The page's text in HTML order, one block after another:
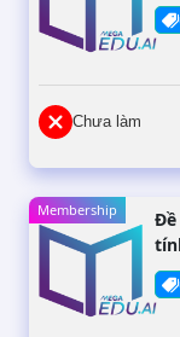
Chưa làm
Membership
Đề